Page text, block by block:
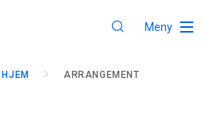
Meny
HJEM ARRANGEMENT